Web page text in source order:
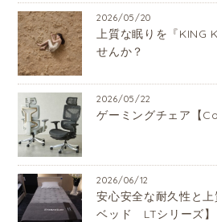
2026/05/20
上質な眠りを『KING
せんか？
2026/05/22
ゲーミングチェア【
2026/06/12
安心安全な耐久性と
ベッド LTシリーズ】